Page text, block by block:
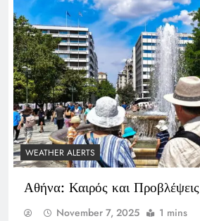
WEATHER ALERTS
Αθήνα: Καιρός και Προβλέψεις
November 7, 2025 1 mins